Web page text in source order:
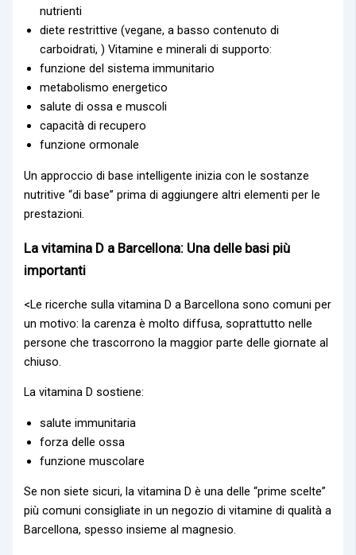
nutrienti
diete restrittive (vegane, a basso contenuto di
carboidrati, ) Vitamine e minerali di supporto:
funzione del sistema immunitario
metabolismo energetico
salute di ossa e muscoli
capacità di recupero
funzione ormonale
Un approccio di base intelligente inizia con le sostanze
nutritive “di base” prima di aggiungere altri elementi per le
prestazioni.
La vitamina D a Barcellona: Una delle basi più
importanti
<Le ricerche sulla vitamina D a Barcellona sono comuni per
un motivo: la carenza è molto diffusa, soprattutto nelle
persone che trascorrono la maggior parte delle giornate al
chiuso.
La vitamina D sostiene:
salute immunitaria
forza delle ossa
funzione muscolare
Se non siete sicuri, la vitamina D è una delle “prime scelte”
più comuni consigliate in un negozio di vitamine di qualità a
Barcellona, spesso insieme al magnesio.